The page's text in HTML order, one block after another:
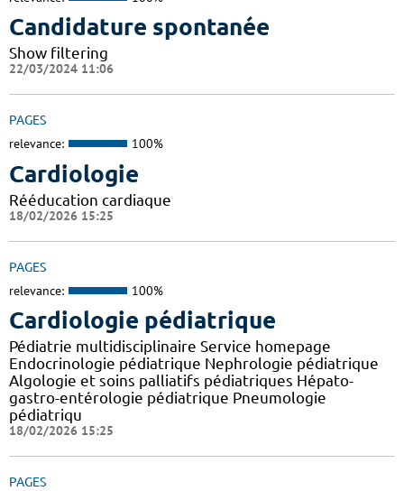
Candidature spontanée
Show filtering
22/03/2024 11:06
PAGES
relevance: 100%
Cardiologie
Rééducation cardiaque
18/02/2026 15:25
PAGES
relevance: 100%
Cardiologie pédiatrique
Pédiatrie multidisciplinaire Service homepage
Endocrinologie pédiatrique Nephrologie pédiatrique
Algologie et soins palliatifs pédiatriques Hépato-
gastro-entérologie pédiatrique Pneumologie
pédiatriqu
18/02/2026 15:25
PAGES